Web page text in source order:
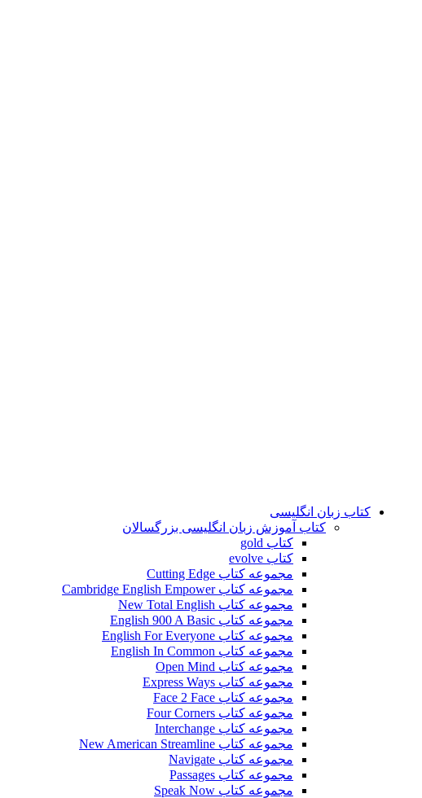
کتاب زبان انگلیسی
کتاب آموزش زبان انگلیسی بزرگسالان
کتاب gold
کتاب evolve
مجموعه کتاب Cutting Edge
مجموعه کتاب Cambridge English Empower
مجموعه کتاب New Total English
مجموعه کتاب English 900 A Basic
مجموعه کتاب English For Everyone
مجموعه کتاب English In Common
مجموعه کتاب Open Mind
مجموعه کتاب Express Ways
مجموعه کتاب Face 2 Face
مجموعه کتاب Four Corners
مجموعه کتاب Interchange
مجموعه کتاب New American Streamline
مجموعه کتاب Navigate
مجموعه کتاب Passages
مجموعه کتاب Speak Now